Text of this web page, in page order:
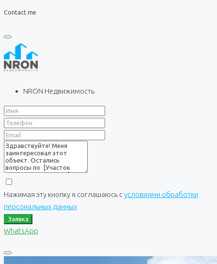
Contact me
NRON Недвижимость
Нажимая эту кнопку я соглашаюсь сусловиями обработки
персональных данных
Заявка
WhatsApp